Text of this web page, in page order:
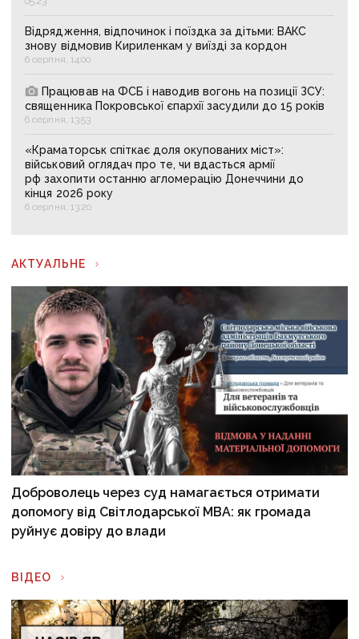
Відрядження, відпочинок і поїздка за дітьми: ВАКС
знову відмовив Кириленкам у виїзді за кордон
6 серпня, 14:00
Працював на ФСБ і наводив вогонь на позиції ЗСУ:
священника Покровської єпархії засудили до 15 років
6 серпня, 13:53
«Краматорськ спіткає доля окупованих міст»:
військовий оглядач про те, чи вдасться армії
рф захопити останню агломерацію Донеччини до
кінця 2026 року
6 серпня, 13:20
АКТУАЛЬНЕ
Доброволець через суд намагається отримати
допомогу від Світлодарської МВА: як громада
руйнує довіру до влади
ВІДЕО